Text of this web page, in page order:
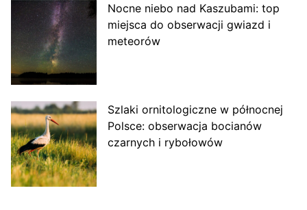
Nocne niebo nad Kaszubami: top
miejsca do obserwacji gwiazd i
meteorów
Szlaki ornitologiczne w północnej
Polsce: obserwacja bocianów
czarnych i rybołowów